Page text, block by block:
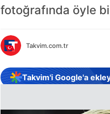
fotoğrafında öyle
Takvim.com.tr
Takvim'i Google'a